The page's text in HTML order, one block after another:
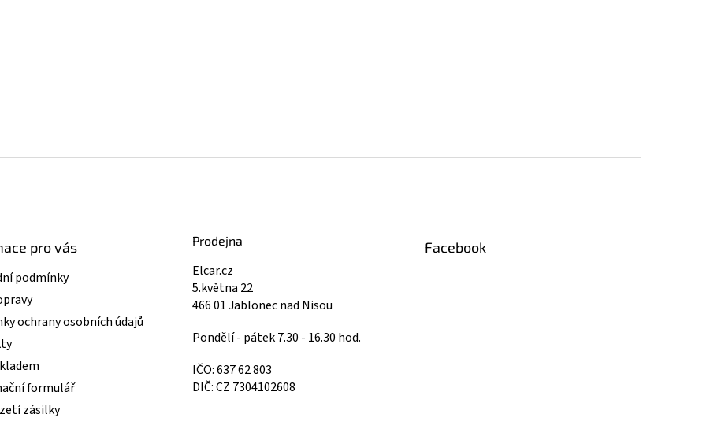
pro vás
podmínky
ochrany osobních údajů
formulář
zásilky
Prodejna
Elcar.cz
5.května 22
466 01 Jablonec nad Nisou
Pondělí - pátek 7.30 - 16.30 hod.
IČO: 637 62 803
DIČ: CZ 7304102608
Facebook